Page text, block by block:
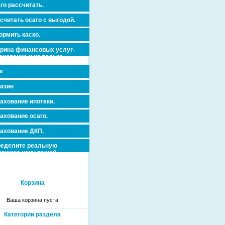
рассчитать.
осаго с выгодой.
каско.
финансовых услуг-
и не только.
ипотеки.
осаго.
ДКП.
реальную
цену вашей
Корзина
Ваша корзина пуста
Категории раздела